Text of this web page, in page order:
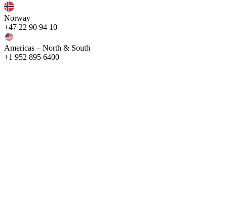
Norway
+47 22 90 94 10
Americas – North & South
+1 952 895 6400